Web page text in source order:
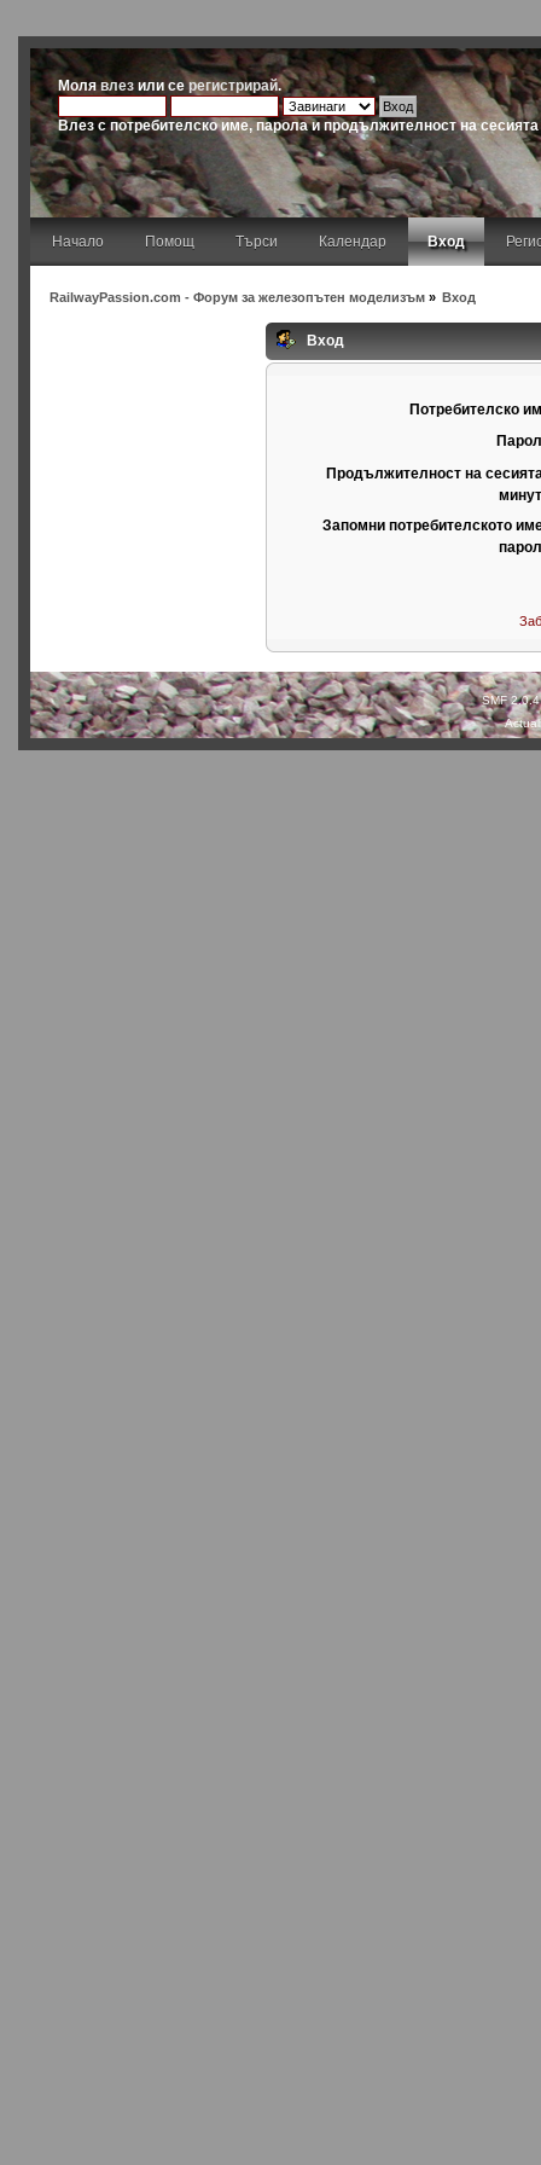
Молявлез или серегистрирай.
Влез с потребителско име, парола и продължителност на сесията
Начало Помощ Търси Календар Вход
RailwayPassion.com - Форум за железопътен моделизъм» Вход
Вход
Потребителско
Продължителност на
Запомни потребителското
SMF 2.0.4